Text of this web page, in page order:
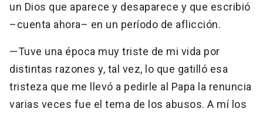
un Dios que aparece y desaparece y que escribió
–cuenta ahora– en un período de aflicción.
—Tuve una época muy triste de mi vida por
distintas razones y, tal vez, lo que gatilló esa
tristeza que me llevó a pedirle al Papa la renuncia
varias veces fue el tema de los abusos. A mí los